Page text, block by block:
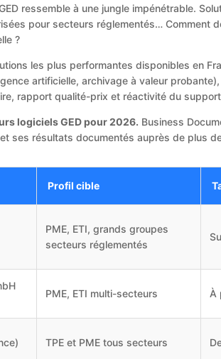
ressemble à une jungle impénétrable.
pour secteurs réglementés… Comment
?
les plus performantes disponibles en
artificielle, archivage à valeur
rapport qualité-prix et réactivité du
logiciels GED pour 2026. Business
ses résultats documentés auprès de plus
Profil cible
PME, ETI, grands groupes
secteurs réglementés
PME, ETI multi-secteurs À
TPE et PME tous secteurs